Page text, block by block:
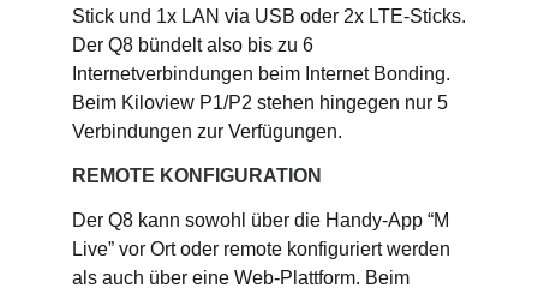
Stick und 1x LAN via USB oder 2x LTE-Sticks.
Der Q8 bündelt also bis zu 6
Internetverbindungen beim Internet Bonding.
Beim Kiloview P1/P2 stehen hingegen nur 5
Verbindungen zur Verfügungen.
REMOTE KONFIGURATION
Der Q8 kann sowohl über die Handy-App “M
Live” vor Ort oder remote konfiguriert werden
als auch über eine Web-Plattform. Beim